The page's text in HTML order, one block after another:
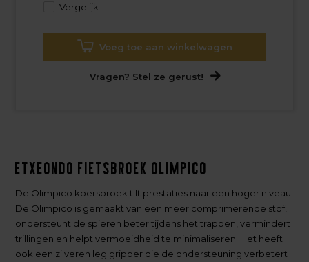
Vergelijk
Voeg toe aan winkelwagen
Vragen? Stel ze gerust!
Etxeondo Fietsbroek Olimpico
De Olimpico koersbroek tilt prestaties naar een hoger niveau.
De Olimpico is gemaakt van een meer comprimerende stof,
ondersteunt de spieren beter tijdens het trappen, vermindert
trillingen en helpt vermoeidheid te minimaliseren. Het heeft
ook een zilveren leg gripper die de ondersteuning verbetert